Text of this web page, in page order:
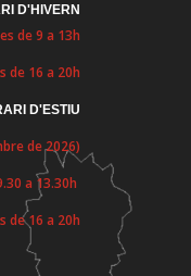
D'HIVERN
de 9 a 13h
de 16 a 20h
D'ESTIU
de 2026)
a 13.30h
de 16 a 20h